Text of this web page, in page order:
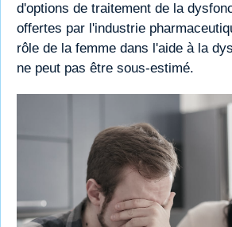
d'options de traitement de la
offertes par l'industrie
rôle de la femme dans l'aide à la
ne peut pas être sous-estimé.